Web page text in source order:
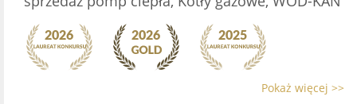
Pokaż więcej >>